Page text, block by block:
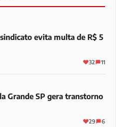
evita multa de R$ 5
32 11
Grande SP gera transtorno
29 6